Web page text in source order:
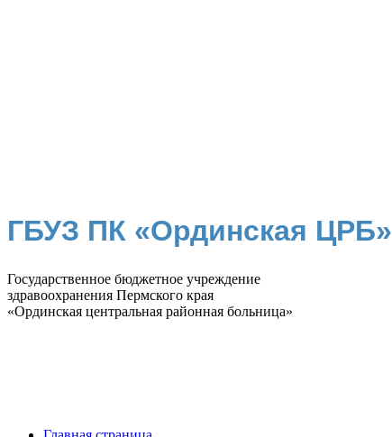
ГБУЗ ПК «Ординская ЦРБ»
Государственное бюджетное учреждение
здравоохранения Пермского края
«Ординская центральная районная больница»